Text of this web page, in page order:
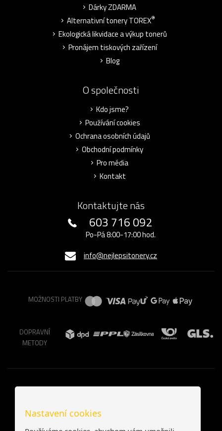
Dárky ZDARMA
Alternativní tonery TOREX®
Ekologická likvidace a výkup tonerů
Pronájem tiskových zařízení
Blog
O společnosti
Kdo jsme?
Používání cookies
Ochrana osobních údajů
Obchodní podmínky
Pro média
Kontakt
Kontaktujte nás
603 716 092
Po-Pá 8:00-17:00 hod.
info@nejlepsitonery.cz
MOŽNOSTI PLATBY
DOPRAVNÍ
METODY
Nastavení cookies